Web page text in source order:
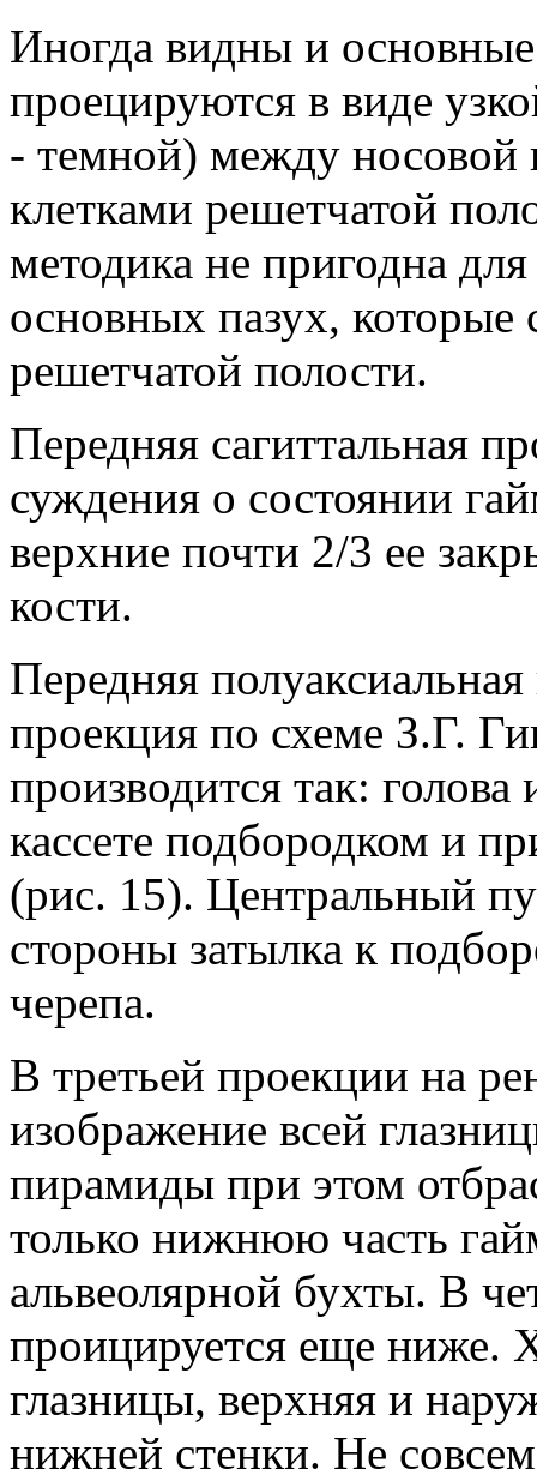
Иногда видны и
проецируются в виде
- темной) между носовой
клетками решетчатой
методика не пригодна
основных пазух, которые
решетчатой полости.
Передняя сагиттальная
суждения о состоянии
верхние почти 2/3 ее
кости.
Передняя
проекция по схеме З.Г.
производится так: голова
кассете подбородком и
(рис. 15). Центральный
стороны затылка к
черепа.
В третьей проекции на
изображение всей
пирамиды при этом
только нижнюю часть
альвеолярной бухты. В
проицируется еще ниже.
глазницы, верхняя и
нижней стенки. Не